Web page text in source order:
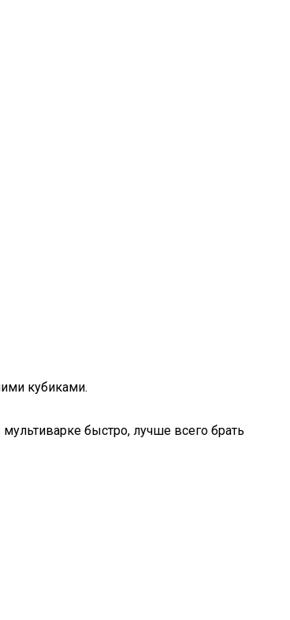
кубиками.
быстро, лучше всего брать